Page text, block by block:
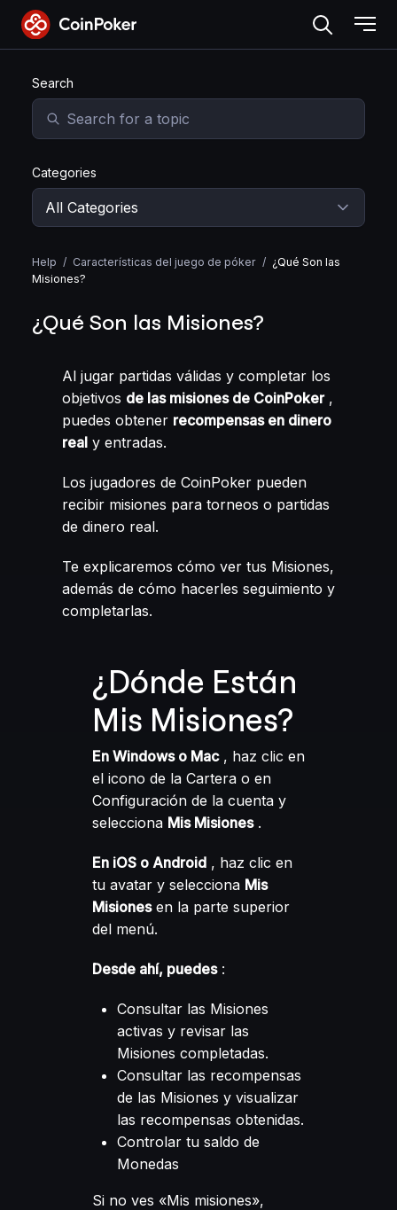
Skip
the
contentSearch
Categories
Help / Características del juego de póker / ¿Qué Son las
Misiones?
¿Qué Son las Misiones?
Al jugar partidas válidas y completar los
objetivos de las misiones de CoinPoker,
puedes obtener recompensas en dinero
real y entradas.
Los jugadores de CoinPoker pueden
recibir misiones para torneos o partidas
de dinero real.
Te explicaremos cómo ver tus Misiones,
además de cómo hacerles seguimiento y
completarlas.
¿Dónde Están
Mis Misiones?
En Windows o Mac, haz clic en
el icono de la Cartera o en
Configuración de la cuenta y
selecciona Mis Misiones.
En iOS o Android , haz clic en
tu avatar y selecciona Mis
Misionesen la parte superior
del menú.
Desde ahí, puedes:
Consultar las Misiones
activas y revisar las
Misiones completadas.
Consultar las recompensas
de las Misiones y visualizar
las recompensas obtenidas.
Controlar tu saldo de
Monedas
Si no ves «Mis misiones»,